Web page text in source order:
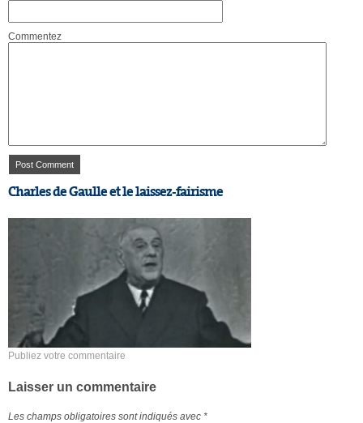
Commentez
Charles de Gaulle et le laissez-fairisme
Publiez votre commentaire
Laisser un commentaire
Les champs obligatoires sont indiqués avec *